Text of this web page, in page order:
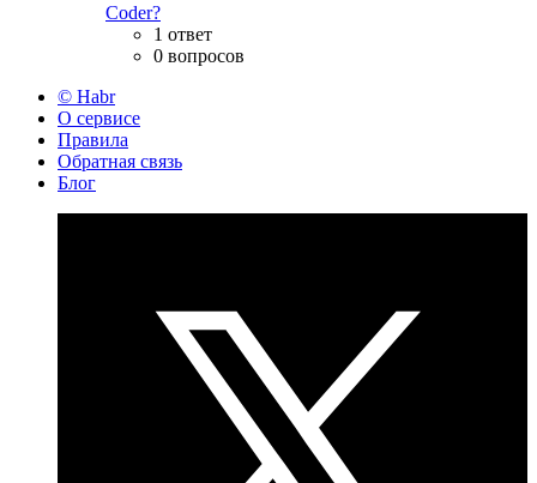
Coder?
1 ответ
0 вопросов
© Habr
О сервисе
Правила
Обратная связь
Блог